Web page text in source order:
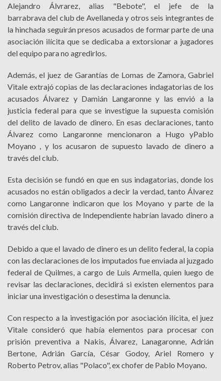
Alejandro Álvrarez, alias "Bebote", el jefe de la
barrabrava del club de Avellaneda y otros seis integrantes de
la hinchada seguirán presos acusados de formar parte de una
asociación ilícita que se dedicaba a extorsionar a jugadores
del equipo para no agredirlos.
Además, el juez de Garantías de Lomas de Zamora, Gabriel
Vitale extrajó copias de las declaraciones indagatorias de los
acusados Álvarez y Damián Langaronne y las envió a la
justicia federal para que se investigue la supuesta comisión
del delito de lavado de dinero. En esas declaraciones, tanto
Álvarez como Langaronne mencionaron a Hugo yPablo
Moyano , y los acusaron de supuesto lavado de dinero a
través del club.
Esta decisión se fundó en que en sus indagatorias, donde los
acusados no están obligados a decir la verdad, tanto Álvarez
como Langaronne indicaron que los Moyano y parte de la
comisión directiva de Independiente habrían lavado dinero a
través del club.
Debido a que el lavado de dinero es un delito federal, la copia
con las declaraciones de los imputados fue enviada al juzgado
federal de Quilmes, a cargo de Luis Armella, quien luego de
revisar las declaraciones, decidirá si existen elementos para
iniciar una investigación o desestima la denuncia.
Con respecto a la investigación por asociación ilícita, el juez
Vitale consideró que había elementos para procesar con
prisión preventiva a Nakis, Álvarez, Lanagaronne, Adrián
Bertone, Adrián García, César Godoy, Ariel Romero y
Roberto Petrov, alias "Polaco", ex chofer de Pablo Moyano.